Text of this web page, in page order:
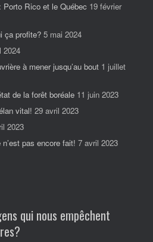
Porto Rico et le Québec 19 février
ça profite? 5 mai 2024
2024
à mener jusqu’au bout 1 juillet
de la forêt boréale 11 juin 2023
vital! 29 avril 2023
2023
pas encore fait! 7 avril 2023
qui nous empêchent